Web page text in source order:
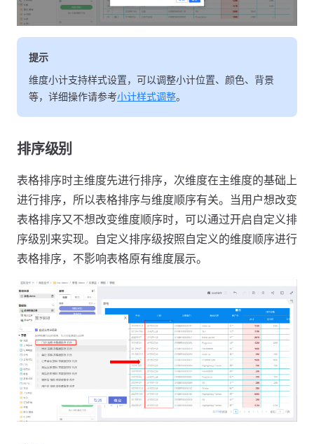
提示
维度小计支持样式设置，可以调整小计位置、颜色、背景
等，详细操作请参考小计样式调整。
排序级别
表格排序时主维度先进行排序，次维度在主维度的基础上
进行排序，所以表格排序与维度顺序有关。当用户想改变
表格排序又不想改变维度顺序时，可以通过开启自定义排
序级别来实现。自定义排序级按照自定义的维度顺序进行
表格排序，不影响表格原有维度展示。